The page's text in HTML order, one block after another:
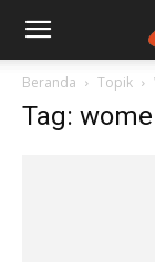
Beranda Topik
Tag: